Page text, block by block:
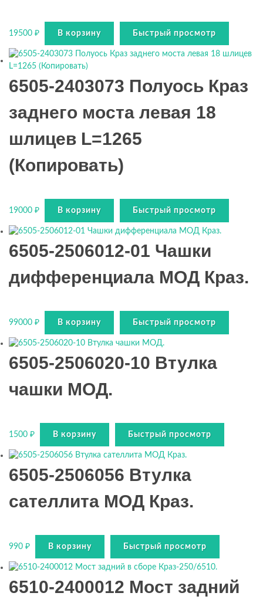
19500 ₽ В корзину Быстрый просмотр
6505-2403073 Полуось Краз
заднего моста левая 18
шлицев L=1265
(Копировать)
19000 ₽ В корзину Быстрый просмотр
6505-2506012-01 Чашки
дифференциала МОД Краз.
99000 ₽ В корзину Быстрый просмотр
6505-2506020-10 Втулка
чашки МОД.
1500 ₽ В корзину Быстрый просмотр
6505-2506056 Втулка
сателлита МОД Краз.
990 ₽ В корзину Быстрый просмотр
6510-2400012 Мост задний